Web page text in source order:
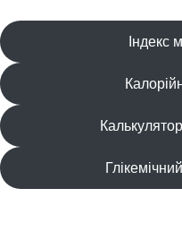
Індекс